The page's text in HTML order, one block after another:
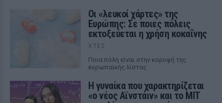
Οι «λευκοί χάρτες» της
Ευρώπης: Σε ποιες πόλεις
εκτοξεύεται η χρήση κοκαΐνης
ΧΤΕΣ
Ποια πόλη είναι στην κορυφή της
ευρωπαϊκής λίστας
Η γυναίκα που χαρακτηρίζεται
«ο νέος Αϊνστάιν» και το MIT